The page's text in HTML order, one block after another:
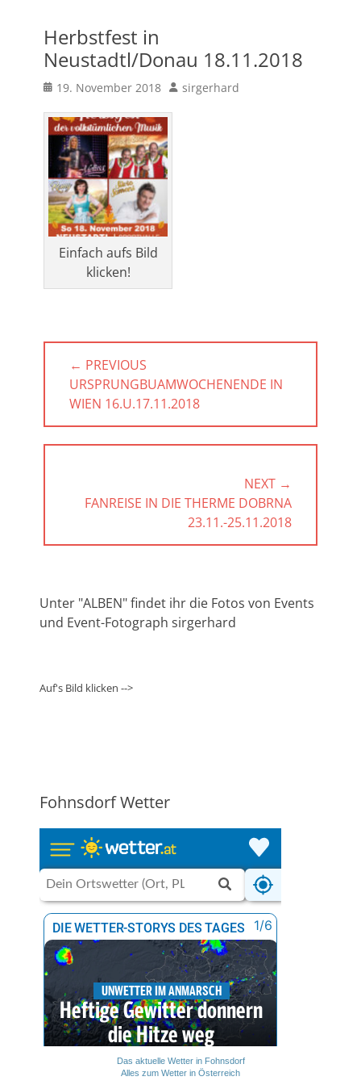
Herbstfest in
Neustadtl/Donau 18.11.2018
Posted
19. November 2018 Author
sirgerhard
Einfach aufs Bild
klicken!
Beitragsnavigation
← PREVIOUS
PREVIOUS
POST:
URSPRUNGBUAMWOCHENENDE IN
WIEN 16.U.17.11.2018
NEXT →
NEXT
FANREISE IN DIE THERME DOBRNA
23.11.-25.11.2018
Unter "ALBEN" findet ihr die Fotos von Events
und Event-Fotograph sirgerhard
Auf's Bild klicken -->
Fohnsdorf Wetter
Das aktuelle Wetter in Fohnsdorf
Alles zum Wetter in Österreich